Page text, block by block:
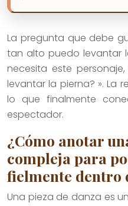
La pregunta que debe
tan alto puedo levantar
necesita este
levantar la pierna? ». La
lo que finalmente
espectador.
¿Cómo anotar
compleja para
fielmente dentro
Una pieza de danza es